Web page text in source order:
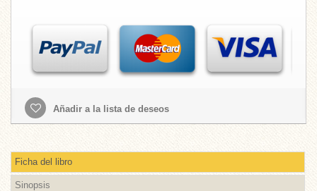
Añadir a la lista de deseos
Ficha del libro
Sinopsis